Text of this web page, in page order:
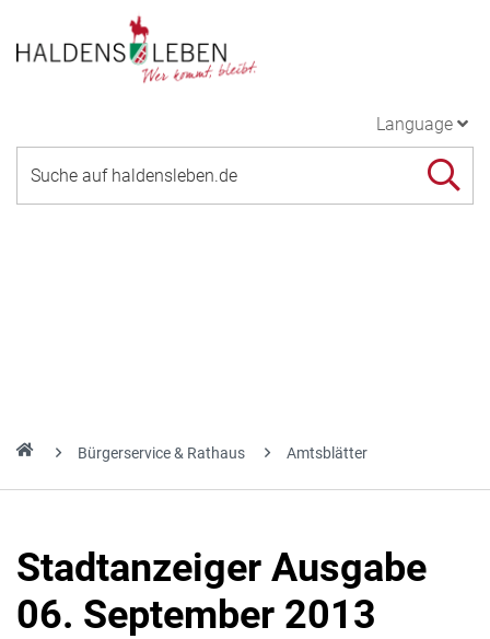
Language
Bürgerservice & Rathaus Amtsblätter
Stadtanzeiger Ausgabe
06. September 2013